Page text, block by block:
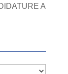
A